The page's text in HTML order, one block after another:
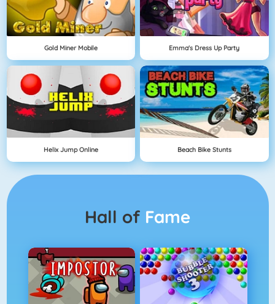
Gold Miner Mobile Emma's Dress Up Party
Helix Jump Online Beach Bike Stunts
Hall of Fame